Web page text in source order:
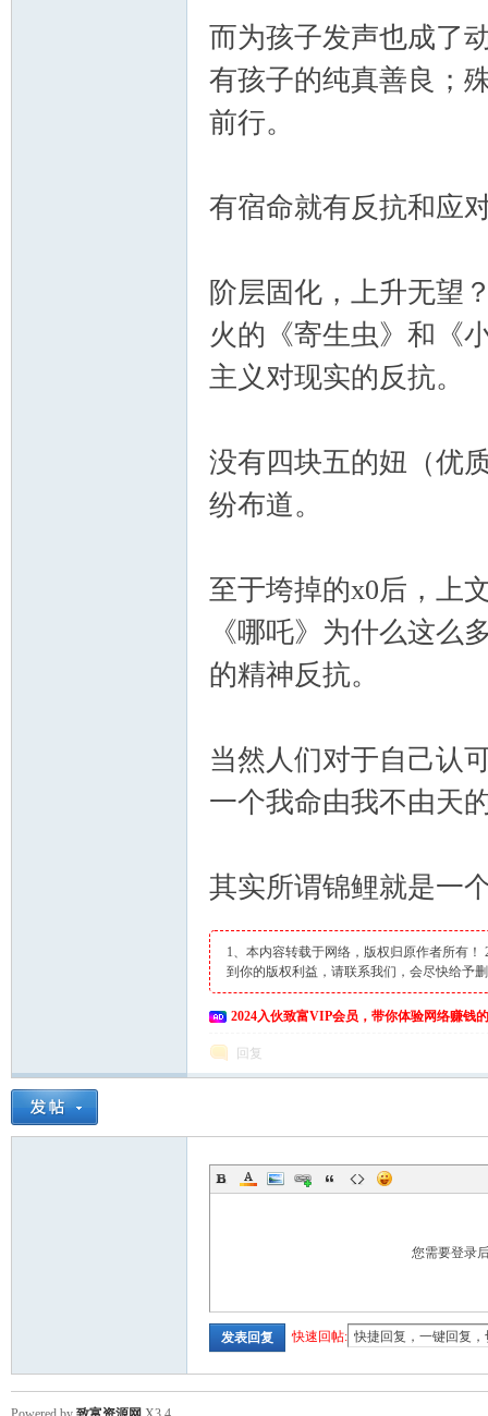
而为孩子发声也成了
有孩子的纯真善良；
前行。
有宿命就有反抗和应
阶层固化，上升无望
火的《寄生虫》和《
主义对现实的反抗。
没有四块五的妞（优
纷布道。
至于垮掉的x0后，上
《哪吒》为什么这么
的精神反抗。
当然人们对于自己认
一个我命由我不由天
其实所谓锦鲤就是一
1、本内容转载于网络，版权归原作者所有
到你的版权利益，请联系我们，会尽快给予
2024入伙致富VIP会员，带你体验网络赚钱
回复
您需要登录
发表回复 快速回帖: